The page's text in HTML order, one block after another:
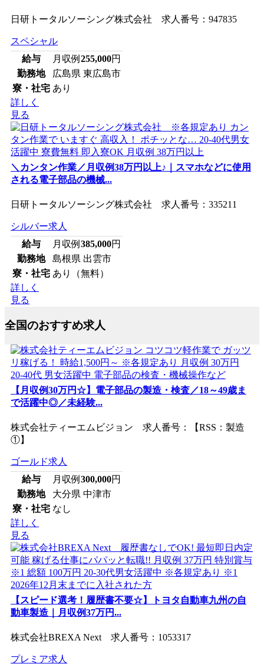
日研トータルソーシング株式会社 求人番号：947835
スペシャル
給与
月収例 255,000円
勤務地
広島県 東広島市
寮・社宅 あり
詳しく
見る
＼カンタン作業／月収例38万円以上♪｜スマホなどに使用
される電子部品の機械...
日研トータルソーシング株式会社 求人番号：335211
シルバー求人
給与
月収例 385,000円
勤務地
島根県 出雲市
寮・社宅 あり（無料）
詳しく
見る
全国のおすすめ求人
【月収例30万円☆】電子部品の製造・検査／18～49歳ま
で活躍中◎／未経験...
株式会社ティーエムビジョン 求人番号：【RSS：製造
①】
ゴールド求人
給与
月収例 300,000円
勤務地
大分県 中津市
寮・社宅 なし
詳しく
見る
【スピード選考！履歴書不要☆】トヨタ自動車九州の自
動車製造｜月収例37万円...
株式会社BREXA Next 求人番号：1053317
プレミア求人